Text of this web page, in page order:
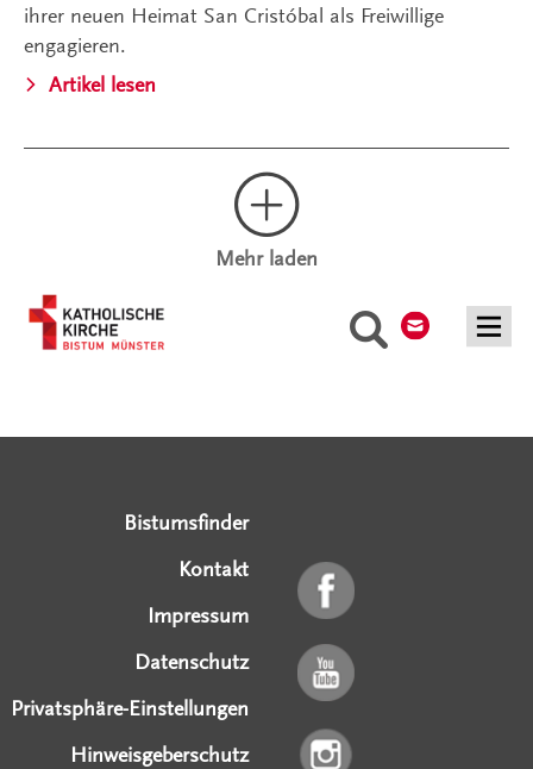
Suche
ihrer neuen Heimat San Cristóbal als Freiwillige
engagieren.
Artikel lesen
Mehr laden
Bistumsfinder
Kontakt
Impressum
Datenschutz
Privatsphäre-Einstellungen
Hinweisgeberschutz